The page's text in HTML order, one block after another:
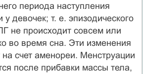
периода наступления
у девочек; т. е. эпизодического
не происходит сов­сем или
во время сна. Эти изменения
на счет аменореи. Менструации
после прибавки массы тела,